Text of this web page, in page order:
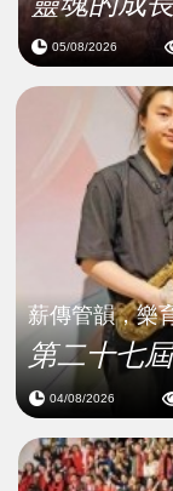
05/08/2026
薪傳管韻，樂
第二十七
04/08/2026